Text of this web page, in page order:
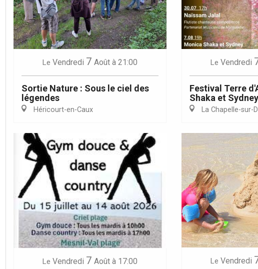
Forges-les-Eaux
en-Bray
Le Vendredi 7 Août à 21:00
Sortie Nature : Sous le ciel des
légendes
Héricourt-en-Caux
Le Vendredi
Festival Terre
Shaka et
La Chapelle-sur-
Le Vendredi 7 Août à 17:00 Le Vendredi